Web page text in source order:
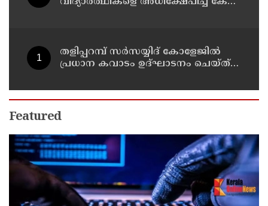
തളിപ്പറമ്പ് സർസയ്യിദ് കോളേജിൽ
പ്രധാന കവാടം ഉദ്ഘാടനം ചെയ്ത്
മന്ത്രിയുമായ പി കെ കുഞ്ഞാലിക്കുട്ടി
Featured